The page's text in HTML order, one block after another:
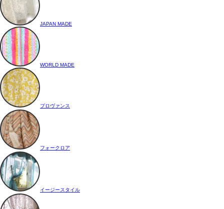
JAPAN MADE
WORLD MADE
プロヴァンス
フォークロア
イージースタイル